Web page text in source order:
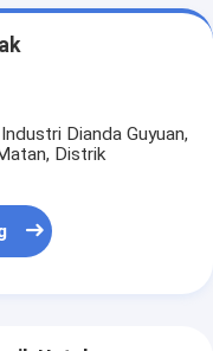
Dianda Guyuan,
Distrik